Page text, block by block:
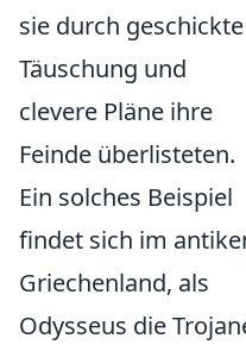
sie durch geschickte
Täuschung und
clevere Pläne ihre
Feinde überlisteten.
Ein solches Beispiel
findet sich im
Griechenland, als
Odysseus die